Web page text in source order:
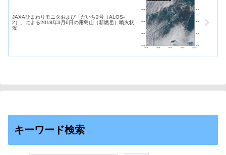
JAXAひまわりモニタおよび「だいち2号（ALOS-
2）」による2018年3月6日の霧島山（新燃岳）噴火状
況
キーワード検索